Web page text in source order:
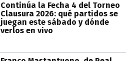
Continúa la Fecha 4 del Torneo
Clausura 2026: qué partidos se
juegan este sábado y dónde
verlos en vivo